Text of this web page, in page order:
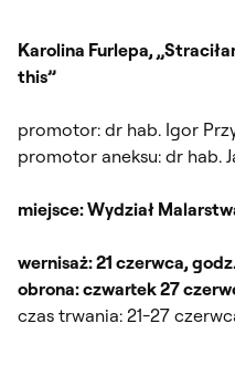
Karolina Furlepa,
this”
promotor: dr hab. Igor
promotor aneksu: dr hab.
miejsce: Wydział
wernisaż: 21 czerwca,
obrona: czwartek 27
czas trwania: 21-27